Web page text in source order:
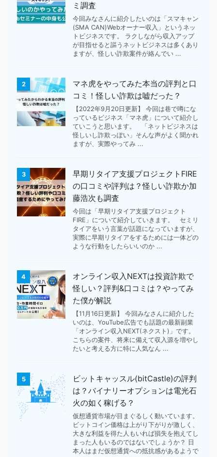
ミ調査
今回みなさんに紹介したいのは「スマキャン
(SMA CAN)Webオーナー収入」というネッ
トビジネスです。 ラクしながら収入アップ
が目指せると謳うネットビジネスは多くあり
ますが、怪しい詐欺案件が絡んでい ...
2
マネ虎をやってみた本当の評判と口
コミ！怪しい詐欺は嘘だった？
【2022年9月20日更新】 今回は巷で噂にな
っているビジネス「マネ虎」について紹介し
ていこうと思います。 「ネットビジネスは
怪しいし詐欺っぽい」そんな声がよく聞かれ
ますが、実際やってみ ...
3
早期リタイア支援プロジェクトFIRE
の口コミや評判は？怪しい詐欺か加
藤浩次も調査
今回は「早期リタイア支援プロジェクト
FIRE」について紹介していきます。 セミリ
タイアをいう言葉が話題になっていますが、
実際に早期リタイアをするためには一体どの
ような行動をしたらいいのか ...
4
オンライン収入NEXTは投資詐欺で
怪しい？評判&口コミは？やってみ
た僕が解説
【11月16日更新】 今回みなさんに紹介した
いのは、YouTube広告でも話題の最新副業
「オンライン収入NEXT(ネクスト)」です。
こちらの案件、将来に備えて収入源を増やし
たいと考える方に特に人気なん ...
5
ビットキャッスル(bitCastle)の評判
は？バイナリーオプションは電光石
火の如く稼げる？
仮想通貨市場が目まぐるしく動いています。
ビットコイン価格は上がり下がりが激しく、
大きな利益を得た人もいれば損失を抱えてし
まった人もいるのではないでしょうか？ 日
本人はまだ仮想通貨への抵抗感があるようで